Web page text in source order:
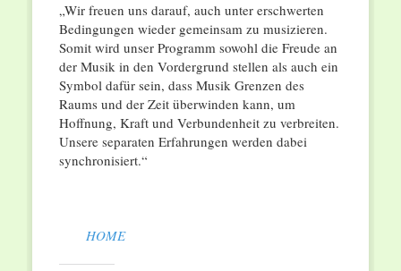
„Wir freuen uns darauf, auch unter erschwerten
Bedingungen wieder gemeinsam zu musizieren.
Somit wird unser Programm sowohl die Freude an
der Musik in den Vordergrund stellen als auch ein
Symbol dafür sein, dass Musik Grenzen des
Raums und der Zeit überwinden kann, um
Hoffnung, Kraft und Verbundenheit zu verbreiten.
Unsere separaten Erfahrungen werden dabei
synchronisiert.“
HOME